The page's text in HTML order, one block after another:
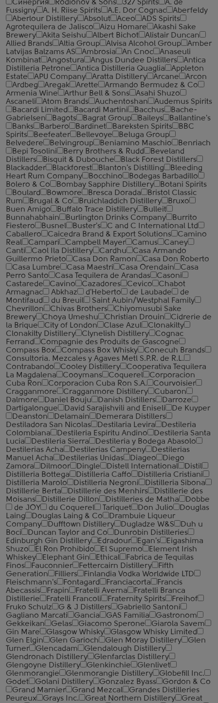
Синергия
Rodionov & Sons 327 Spirits
A. de
Fussigny
A. H. Riise Spirits A.E. Dor Cognac
Aberfeldy
Aberlour Distillery
Absolut Aceo
ADS Spirits
Agrotequilera de Jalisco
Aizu Homare
Akashi Sake
Brewery
Akita Seishu Albert Bichot
Alistair Duncan
Allied Brands
Altia Group Alvisa Alcohol Group
Amber
Latvijas Balzams AS
Ambrosia An Cnoc
Anaseuli
Kombinat
Angostura Angus Dundee Distillers
Antica
Distilleria Petrone
Antica Distilleria Quaglia
Appleton
Estate
APU Company Aratta Distillery Arcane
Arcon
Ardbeg
Aregak Arette
Armando Bermudez & Co
Armenia Wine
Arthur Bell & Sons
Asahi Shuzo
Ascaneli
Atom Brands Auchentoshan
Audemus Spirits
Bacardi Limited
Bacardi Martini Bacchus
Bache-
Gabrielsen
Bagots Bagrat Group Baileys
Ballantine's
Banks
Barbero Bardinet Bareksten Spirits
BBC
Spirits
Beefeater Bellevoye
Beluga Group
Belvedere
Belvingroup Beniamino Maschio
Benriach
Bepi Tosolini
Berry Brothers & Rudd
Beveland
Distillers
Bisquit & Dubouche
Black Forest Distillers
Blackadder
Blackforest Blanton's Distilling
Bleeding
Heart Rum Company
Bocchino
Bodegas Barbadillo
Bolero & Co
Bombay Sapphire Distillery
Botani Spirits
Boulard
Bowmore Bresca Dorada
Bristol Classic
Rum
Brugal & Co Bruichladdich Distillery
Bruxo
Buen Amigo
Buffalo Trace Distillery
Bulleit
Bunnahabhain
Burlington Drinks Company
Burrito
Fiestero
Busnel Buster's
C and C International Ltd
Caballero
Caicedra Brand & Export Solutions
Camino
Real
Campari Campbell Mayer Camus
Caney
Canti
Caol Ila Distillery Cardhu
Casa Armando
Guillermo Prieto
Casa Don Ramon
Casa Don Roberto
Casa Lumbre
Casa Maestri Casa Orendain
Casa
Perro Santo
Casa Tequilera de Arandas
Casoni
Castarede
Cavino Cazadores Cevico
Chabot
Armagnac
Abkhaz d'Heberto de Laubade
de
Montifaud
du Breuil
Saint Aubin/Westphal Family
Chevrillon
Chivas Brothers
Chiyomusubi Sake
Brewery
Choya Umeshu Christian Drouin
Cidrerie de
la Brique
City of London Clase Azul
Clonakilty
Clonakilty Distillery
Clynelish Distillery
Cognac
Ferrand
Compagnie des Produits de Gascogne
Compass Box
Compass Box Whisky
Conecuh Brands
Consultoria. Mezcales y Agaves Metl S.P.R. de R.L.
Contrabando
Cooley Distillery
Cooperativa Tequilera
La Magdalena
Cooymans Coquerel
Corporacion
Cuba Ron
Corporacion Cuba Ron S.A.
Courvoisier
Cragganmore
Cragganmore Distillery
Cubaron
Dalmore
Daniel Bouju Danish Distillers
Darroze
Dartigalongue
David Sarajishvili and Eniseli
De Kuyper
Deanston
Delamain
Demerara Distillers
Destiladora San Nicolas
Destilaria Levira
Destileria
Colombiana
Destileria Espiritu Andino
Destileria Santa
Lucia
Destileria Sierra
Destileria y Bodega Abasolo
Destilerias Acha
Destilerias Campeny
Destilerias
Manuel Acha
Destilerias Unidas Diageo
Diego
Zamora
Dilmoor Dingle Distell International
Distil
Distilleria Bottega
Distilleria Caffo
Distilleria Cristiani
Distilleria Marolo
Distilleria Negroni
Distilleria Sibona
Distillerie Berta
Distillerie des Menhirs
Distillerie des
Moisans
Distillerie Dillon Distilleries de Matha
Dobbe
de JOY
du Coquerel Tariquet Don Julio
Douglas
Laing
Douglas Laing & Co
Drambuie Liqueur
Company
Dufftown Distillery Dugladze W&S
Duh u
Boci
Duncan Taylor and Co
Dunrobin Distilleries
Edinburgh Gin Distillery
Edradour Egan's
Eigashima
Shuzo
El Ron Prohibido El Supremo
Element Irish
Whiskey
Elephant Gin Ethical
Fabrica de Tequilas
Finos
Fauconnier Fettercairn Distillery
Fifth
Generation
Filliers
Finlandia Vodka Worldwide LTD
Fleischmann's
Fontagard Franciacorta
Francis
Abecassis
Frapin Fratelli Averna
Fratelli Branca
Distillerie
Fratelli ‎Francoli Fraternity Spirits
Freihof
Fruko Schulz
G & J Distillers
Gabriello Santoni
Gagliano Marcati
Gancia GAS Familia
Gastronom
Gekkeikan
Gelas Giacomo Sperone
Giarola Savem
Gin Mare
Glasgow Whisky
Glasgow Whisky Limited
Glen Elgin
Glen Garioch Glen Moray Distillery
Glen
Turner
Glencadam
Glendalough Distillery
Glendronach Distillery
Glenfarclas Distillery
Glengoyne Distillery
Glenkinchie
Glenlivet
Glenmorangie
Glenmorangie Distillery
Globefill Inc.
Godet
Golani Distillery Gonzalez Byass
Gordon & Co
Grand Marnier
Grand Mezcal
Grandes Distilleries
Peureux
Grays Inc. Great Northern Distillery Great